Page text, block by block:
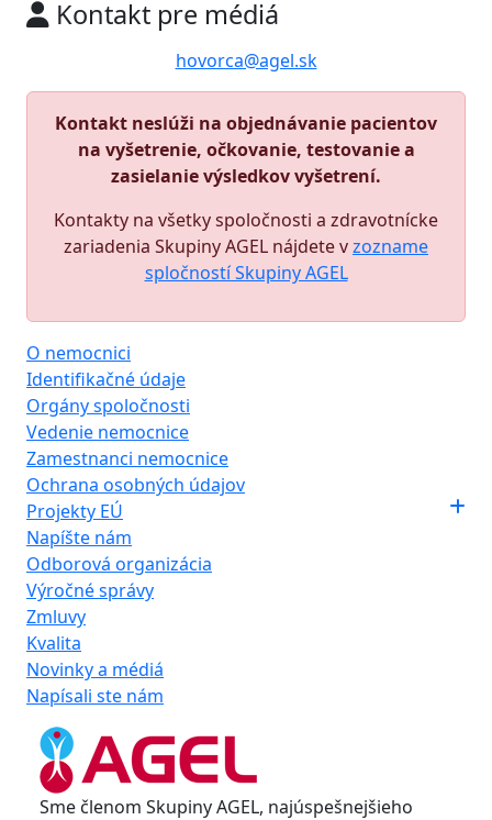
Kontakt pre médiá
hovorca@agel.sk
Kontakt neslúži na objednávanie pacientov
na vyšetrenie, očkovanie, testovanie a
zasielanie výsledkov vyšetrení.
Kontakty na všetky spoločnosti a zdravotnícke
zariadenia Skupiny AGEL nájdete vzozname
spločností Skupiny AGEL
O nemocnici
Identifikačné údaje
Orgány spoločnosti
Vedenie nemocnice
Zamestnanci nemocnice
Ochrana osobných údajov
Projekty EÚ
Napíšte nám
Odborová organizácia
Výročné správy
Zmluvy
Kvalita
Novinky a médiá
Napísali ste nám
Sme členom Skupiny AGEL, najúspešnejšieho